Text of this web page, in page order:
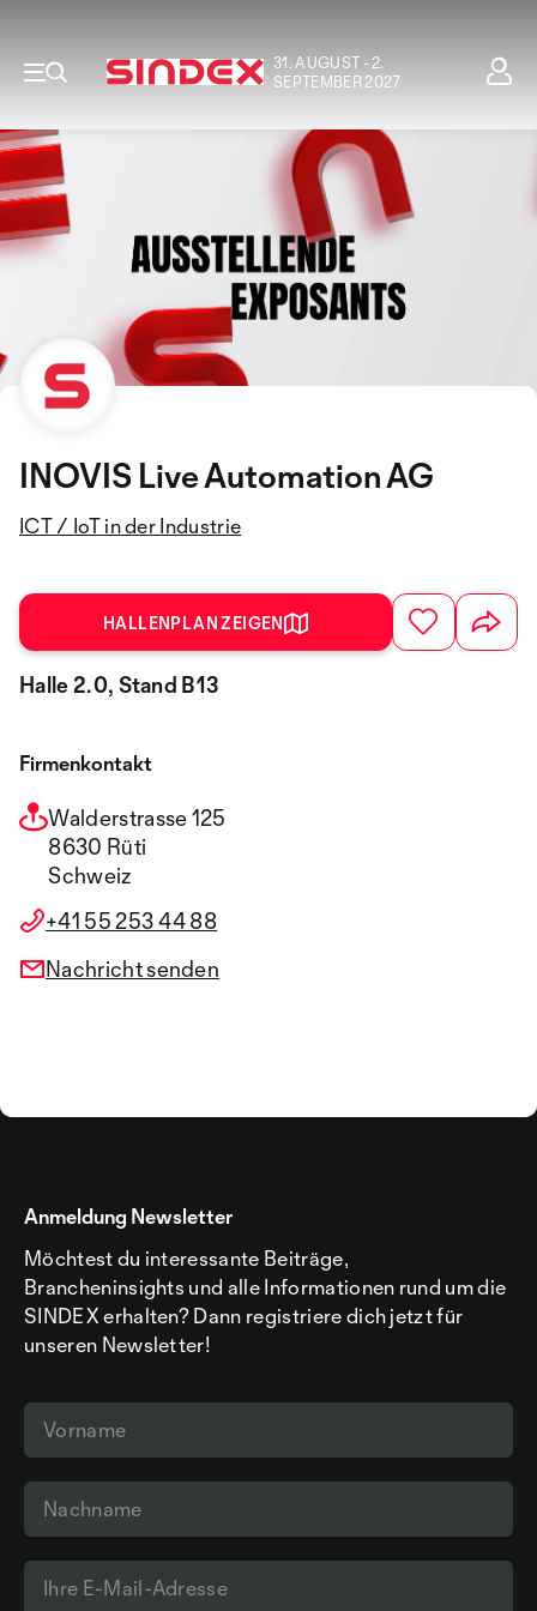
31. AUGUST - 2.
SEPTEMBER 2027
INOVIS Live Automation AG
ICT / IoT in der Industrie
HALLENPLAN ZEIGEN
Halle 2.0, Stand B13
Firmenkontakt
Walderstrasse 125
8630 Rüti
Schweiz
+41 55 253 44 88
Nachricht senden
Anmeldung Newsletter
Möchtest du interessante Beiträge,
Brancheninsights und alle Informationen rund um die
SINDEX erhalten? Dann registriere dich jetzt für
unseren Newsletter!